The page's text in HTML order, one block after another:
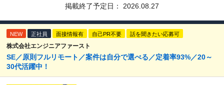
掲載終了予定日： 2026.08.27
NEW 正社員 面接情報有 自己PR不要 話を聞きたい応募可
株式会社エンジニアファースト
SE／原則フルリモート／案件は自分で選べる／定着率93%／20～
30代活躍中！